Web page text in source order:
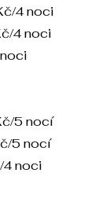
4 noci
4 noci
5 nocí
5 nocí
noci